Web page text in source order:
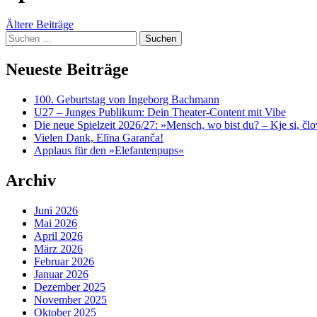
content
Beitragsnavigation
Ältere Beiträge
Suchen
nach:
Neueste Beiträge
100. Geburtstag von Ingeborg Bachmann
U27 – Junges Publikum: Dein Theater-Content mit Vibe
Die neue Spielzeit 2026/27: »Mensch, wo bist du? – Kje si,
Vielen Dank, Elīna Garanča!
Applaus für den »Elefantenpups«
Archiv
Juni 2026
Mai 2026
April 2026
März 2026
Februar 2026
Januar 2026
Dezember 2025
November 2025
Oktober 2025